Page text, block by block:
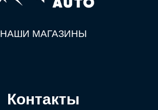
НАШИ МАГАЗИНЫ
Контакты